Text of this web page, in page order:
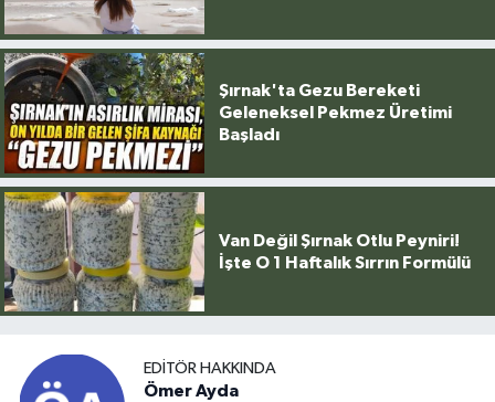
Şırnak'ta Gezu Bereketi
Geleneksel Pekmez Üretimi
Başladı
Van Değil Şırnak Otlu Peyniri!
İşte O 1 Haftalık Sırrın Formülü
EDITÖR HAKKINDA
Ömer Ayda